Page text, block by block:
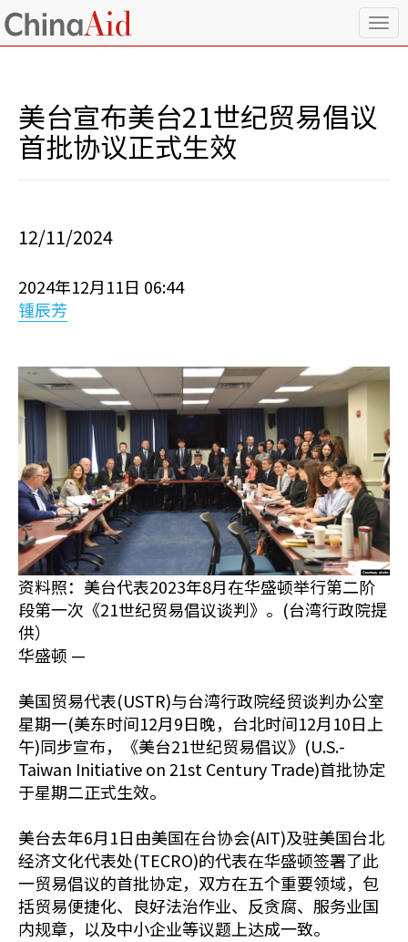
T
o
美台宣布美台21世纪贸易倡议
首批协议正式生效
12/11/2024
2024年12月11日 06:44
锺辰芳
资料照：美台代表2023年8月在华盛顿举行第二阶
段第一次《21世纪贸易倡议谈判》。(台湾行政院提
供）
华盛顿 —
美国贸易代表(USTR)与台湾行政院经贸谈判办公室
星期一(美东时间12月9日晚，台北时间12月10日上
午)同步宣布，《美台21世纪贸易倡议》(U.S.-
Taiwan Initiative on 21st Century Trade)首批协定
于星期二正式生效。
美台去年6月1日由美国在台协会(AIT)及驻美国台北
经济文化代表处(TECRO)的代表在华盛顿签署了此
一贸易倡议的首批协定，双方在五个重要领域，包
括贸易便捷化、良好法治作业、反贪腐、服务业国
内规章，以及中小企业等议题上达成一致。